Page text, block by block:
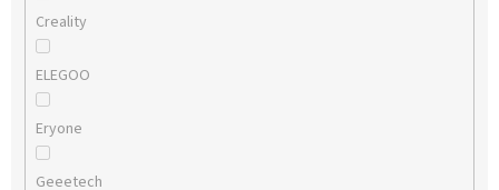
Creality
ELEGOO
Eryone
Geeetech